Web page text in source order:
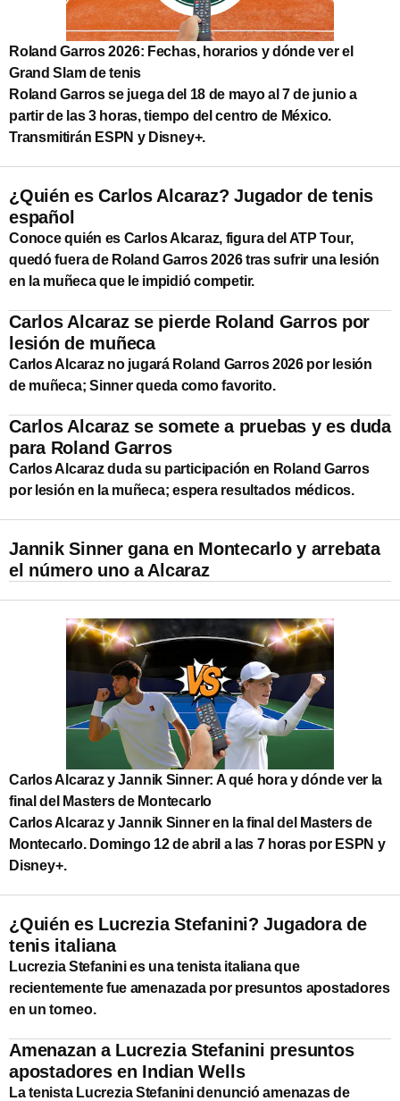
Roland Garros 2026: Fechas, horarios y dónde ver el
Grand Slam de tenis
Roland Garros se juega del 18 de mayo al 7 de junio a
partir de las 3 horas, tiempo del centro de México.
Transmitirán ESPN y Disney+.
¿Quién es Carlos Alcaraz? Jugador de tenis
español
Conoce quién es Carlos Alcaraz, figura del ATP Tour,
quedó fuera de Roland Garros 2026 tras sufrir una lesión
en la muñeca que le impidió competir.
Carlos Alcaraz se pierde Roland Garros por
lesión de muñeca
Carlos Alcaraz no jugará Roland Garros 2026 por lesión
de muñeca; Sinner queda como favorito.
Carlos Alcaraz se somete a pruebas y es duda
para Roland Garros
Carlos Alcaraz duda su participación en Roland Garros
por lesión en la muñeca; espera resultados médicos.
Jannik Sinner gana en Montecarlo y arrebata
el número uno a Alcaraz
Carlos Alcaraz y Jannik Sinner: A qué hora y dónde ver la
final del Masters de Montecarlo
Carlos Alcaraz y Jannik Sinner en la final del Masters de
Montecarlo. Domingo 12 de abril a las 7 horas por ESPN y
Disney+.
¿Quién es Lucrezia Stefanini? Jugadora de
tenis italiana
Lucrezia Stefanini es una tenista italiana que
recientemente fue amenazada por presuntos apostadores
en un torneo.
Amenazan a Lucrezia Stefanini presuntos
apostadores en Indian Wells
La tenista Lucrezia Stefanini denunció amenazas de